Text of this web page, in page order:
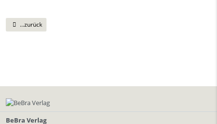
...zurück
BeBra Verlag